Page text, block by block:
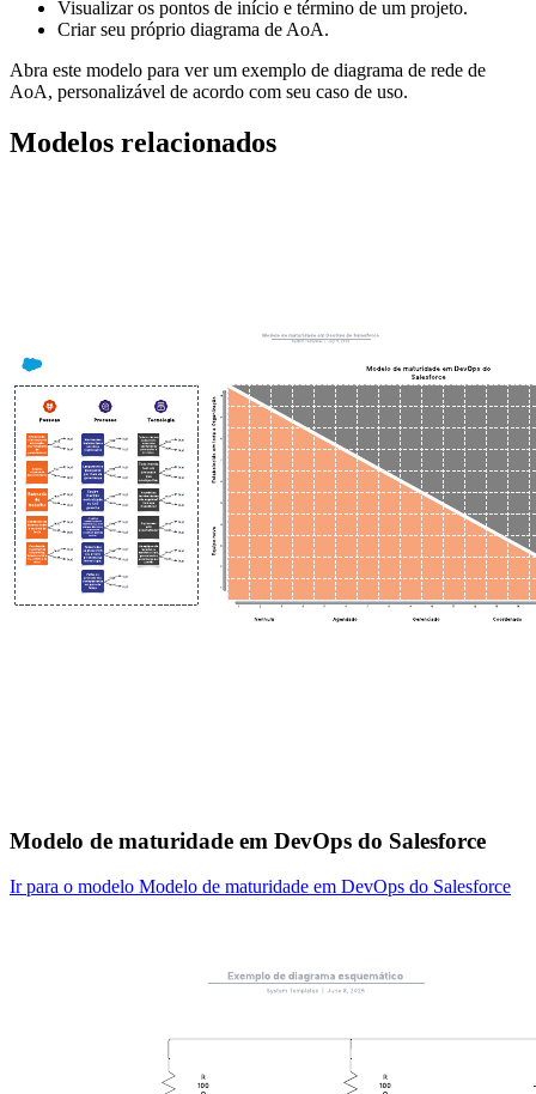
Visualizar os pontos de início e término de um projeto.
Criar seu próprio diagrama de AoA.
Abra este modelo para ver um exemplo de diagrama de rede de
AoA, personalizável de acordo com seu caso de uso.
Modelos relacionados
Modelo de maturidade em DevOps do Salesforce
Ir para o modelo Modelo de maturidade em DevOps do Salesforce